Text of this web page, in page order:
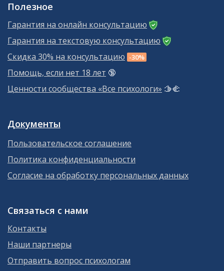
Полезное
Гарантия на онлайн консультацию
Гарантия на текстовую консультацию
Скидка 30% на консультацию -30%
Помощь, если нет 18 лет 🔞
Ценности сообщества «Все психологи» 🫱‍🫲
Документы
Пользовательское соглашение
Политика конфиденциальности
Согласие на обработку персональных данных
Связаться с нами
Контакты
Наши партнеры
Отправить вопрос психологам